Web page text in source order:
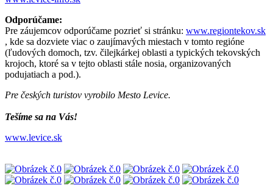
Odporúčame:
Pre záujemcov odporúčame pozrieť si stránku: www.regiontekov.sk
, kde sa dozviete viac o zaujímavých miestach v tomto regióne
(ľudových domoch, tzv. čilejkárkej oblasti a typických tekovských
krojoch, ktoré sa v tejto oblasti stále nosia, organizovaných
podujatiach a pod.).
Pre českých turistov vyrobilo Mesto Levice.
Tešíme sa na Vás!
www.levice.sk